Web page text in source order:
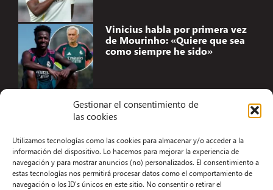
Gestionar el consentimiento de
las cookies
Utilizamos tecnologías como las cookies para almacenar y/o acceder a la
información del dispositivo. Lo hacemos para mejorar la experiencia de
navegación y para mostrar anuncios (no) personalizados. El consentimiento a
estas tecnologías nos permitirá procesar datos como el comportamiento de
navegación o los ID's únicos en este sitio. No consentir o retirar el
Vinicius habla por primera vez
de Mourinho: «Quiere que sea
como siempre he sido»
Aviso Legal
Términos y condiciones